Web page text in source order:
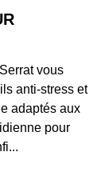
vous
anti-stress et
adaptés aux
pour